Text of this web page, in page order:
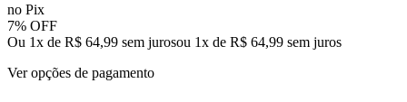
no Pix
7% OFF
Ou 1x de R$ 64,99 sem jurosou 1x de R$ 64,99 sem juros
Ver opções de pagamento